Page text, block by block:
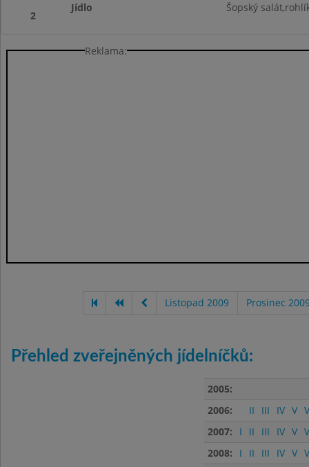
2
Jídlo Šopský
Reklama:
Listopad 2009 Prosinec
Přehled zveřejněných jídelníčků:
2005:
2006:
II III IV V
2007:
I II III IV V
2008:
I II III IV V